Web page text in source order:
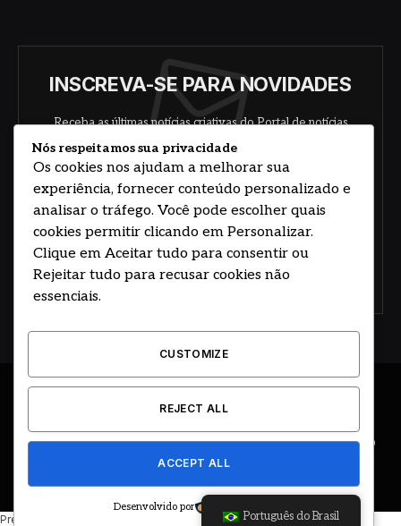
INSCREVA-SE PARA NOVIDADES
Receba as últimas notícias criativas do Portal de notícias
sobre arte, design e negócios.
Concorde com nossos termos e acordo de
© 2026 DESENVOLVIDO POR HOSTING PRIME BRASIL
ÚLTIMAS NOTÍCIAS DESTAQUES
CIDADE E REGIÃO
EDITORIAL EVENTOS
Português do Brasil
Nós respeitamos sua privacidade
Os cookies nos ajudam a melhorar sua
experiência, fornecer conteúdo personalizado e
analisar o tráfego. Você pode escolher quais
cookies permitir clicando em Personalizar.
Clique em Aceitar tudo para consentir ou
Rejeitar tudo para recusar cookies não
essenciais.
CUSTOMIZE
REJECT ALL
ACCEPT ALL
Desenvolvido por
Precisando de ajuda? Basta enviar uma mensagem.